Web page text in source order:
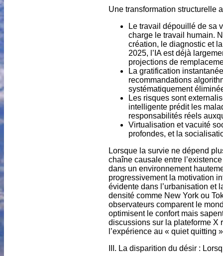
Une transformation structurelle
Le travail dépouillé de sa
charge le travail humain.
création, le diagnostic et
2025, l’IA est déjà
projections de
La gratification
recommandations
systématiquement
Les risques sont
intelligente prédit les
responsabilités réels
Virtualisation et vacuité
profondes, et la
Lorsque la survie ne dépend
chaîne causale entre
dans un environnement
progressivement la motivation
évidente dans l’urbanisation et
densité comme New York ou
observateurs comparent le
optimisent le confort mais
discussions sur la plateforme X
l’expérience au « quiet quitting
III. La disparition du désir :